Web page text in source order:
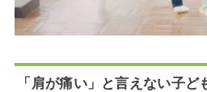
「肩が痛い」と言えない子ど